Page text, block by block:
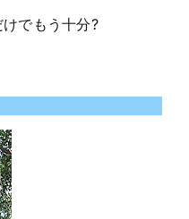
でもう十分?